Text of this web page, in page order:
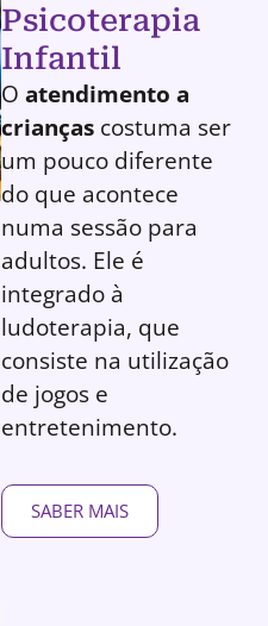
Psicoterapia
Infantil
O atendimento a
crianças costuma ser
um pouco diferente
do que acontece
numa sessão para
adultos. Ele é
integrado à
ludoterapia, que
consiste na utilização
de jogos e
entretenimento.
SABER MAIS